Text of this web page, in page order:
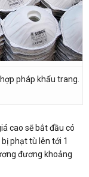
pháp khẩu trang.
cao sẽ bắt đầu có
phạt tù lên tới 1
đương khoảng